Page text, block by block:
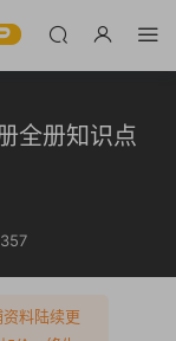
全册知识点
357
料陆续更